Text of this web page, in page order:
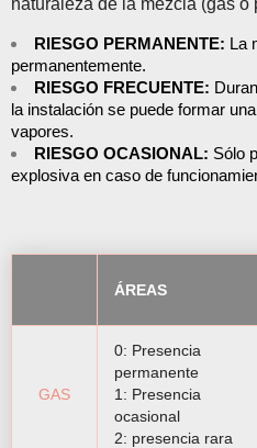
naturaleza de la mezcla (gas o
RIESGO PERMANENTE: La
permanentemente.
RIESGO FRECUENTE:
la instalación se puede formar
vapores.
RIESGO OCASIONAL: Sólo
explosiva en caso de
ÁREAS
GAS
0: Presencia
permanente
1: Presencia
ocasional
2: presencia rara